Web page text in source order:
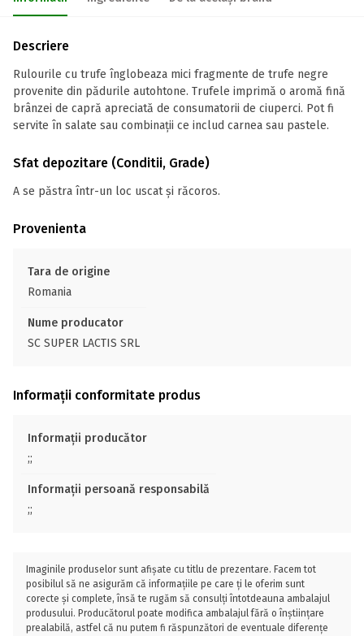
Descriere
Rulourile cu trufe înglobeaza mici fragmente de trufe negre
provenite din pădurile autohtone. Trufele imprimă o aromă fină
brânzei de capră apreciată de consumatorii de ciuperci. Pot fi
servite în salate sau combinații ce includ carnea sau pastele.
Sfat depozitare (Conditii, Grade)
A se păstra într-un loc uscat și răcoros.
Provenienta
Tara de origine
Romania
Nume producator
SC SUPER LACTIS SRL
Informații conformitate produs
Informații producător
;;
Informații persoană responsabilă
;;
Imaginile produselor sunt afișate cu titlu de prezentare. Facem tot
posibilul să ne asigurăm că informațiile pe care ți le oferim sunt
corecte și complete, însă te rugăm să consulți întotdeauna ambalajul
produsului. Producătorul poate modifica ambalajul fără o înștiințare
prealabilă, astfel că nu putem fi răspunzători de eventuale diferențe